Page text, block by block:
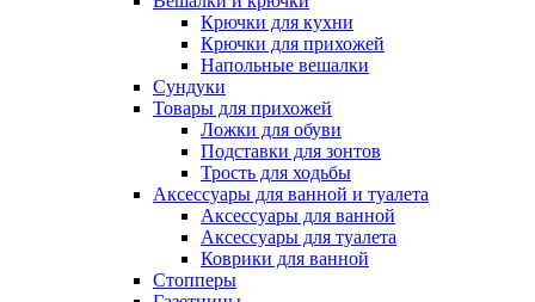
Крючки для кухни
Крючки для прихожей
Напольные вешалки
Сундуки
Товары для прихожей
Ложки для обуви
Подставки для зонтов
Трость для ходьбы
Аксессуары для ванной и туалета
Аксессуары для ванной
Аксессуары для туалета
Коврики для ванной
Стопперы